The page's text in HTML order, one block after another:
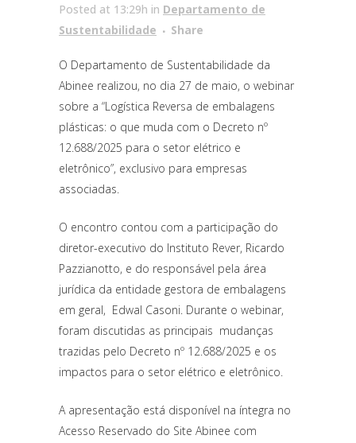
Posted at 13:29h in Departamento de
Sustentabilidade
Share
O Departamento de Sustentabilidade da
Abinee realizou, no dia 27 de maio, o webinar
sobre a “Logística Reversa de embalagens
plásticas: o que muda com o Decreto nº
12.688/2025 para o setor elétrico e
eletrônico”, exclusivo para empresas
associadas.
O encontro contou com a participação do
diretor-executivo do Instituto Rever, Ricardo
Pazzianotto, e do responsável pela área
jurídica da entidade gestora de embalagens
em geral, Edwal Casoni. Durante o webinar,
foram discutidas as principais mudanças
trazidas pelo Decreto nº 12.688/2025 e os
impactos para o setor elétrico e eletrônico.
A apresentação está disponível na íntegra no
Acesso Reservado do Site Abinee com